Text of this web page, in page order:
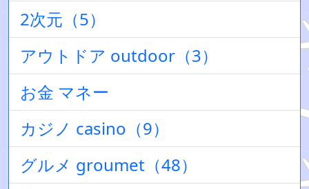
2次元（5）
アウトドア outdoor（3）
お金 マネー
カジノ casino（9）
グルメ groumet（48）